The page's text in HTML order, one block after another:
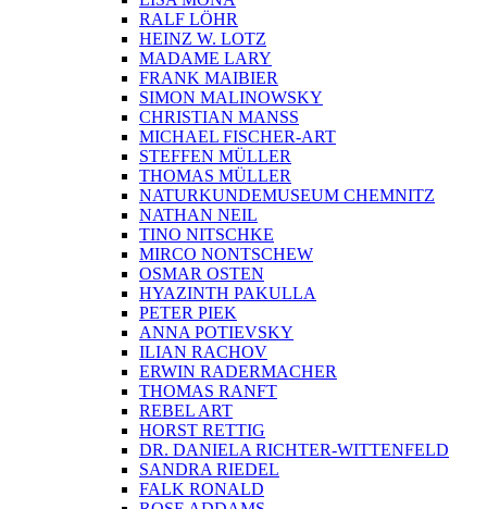
RALF LÖHR
HEINZ W. LOTZ
MADAME LARY
FRANK MAIBIER
SIMON MALINOWSKY
CHRISTIAN MANSS
MICHAEL FISCHER-ART
STEFFEN MÜLLER
THOMAS MÜLLER
NATURKUNDEMUSEUM CHEMNITZ
NATHAN NEIL
TINO NITSCHKE
MIRCO NONTSCHEW
OSMAR OSTEN
HYAZINTH PAKULLA
PETER PIEK
ANNA POTIEVSKY
ILIAN RACHOV
ERWIN RADERMACHER
THOMAS RANFT
REBEL ART
HORST RETTIG
DR. DANIELA RICHTER-WITTENFELD
SANDRA RIEDEL
FALK RONALD